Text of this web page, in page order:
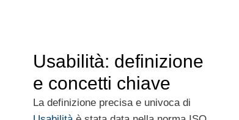
Usabilità: definizione
e concetti chiave
La definizione precisa e univoca di